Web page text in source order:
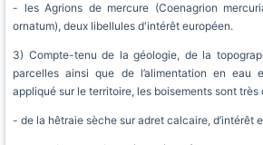
- les Agrions de mercure (Coenagrion
ornatum), deux libellules d'intérêt européen.
3) Compte-tenu de la géologie, de la
parcelles ainsi que de l’alimentation en eau
appliqué sur le territoire, les boisements sont
- de la hêtraie sèche sur adret calcaire, d’intérêt